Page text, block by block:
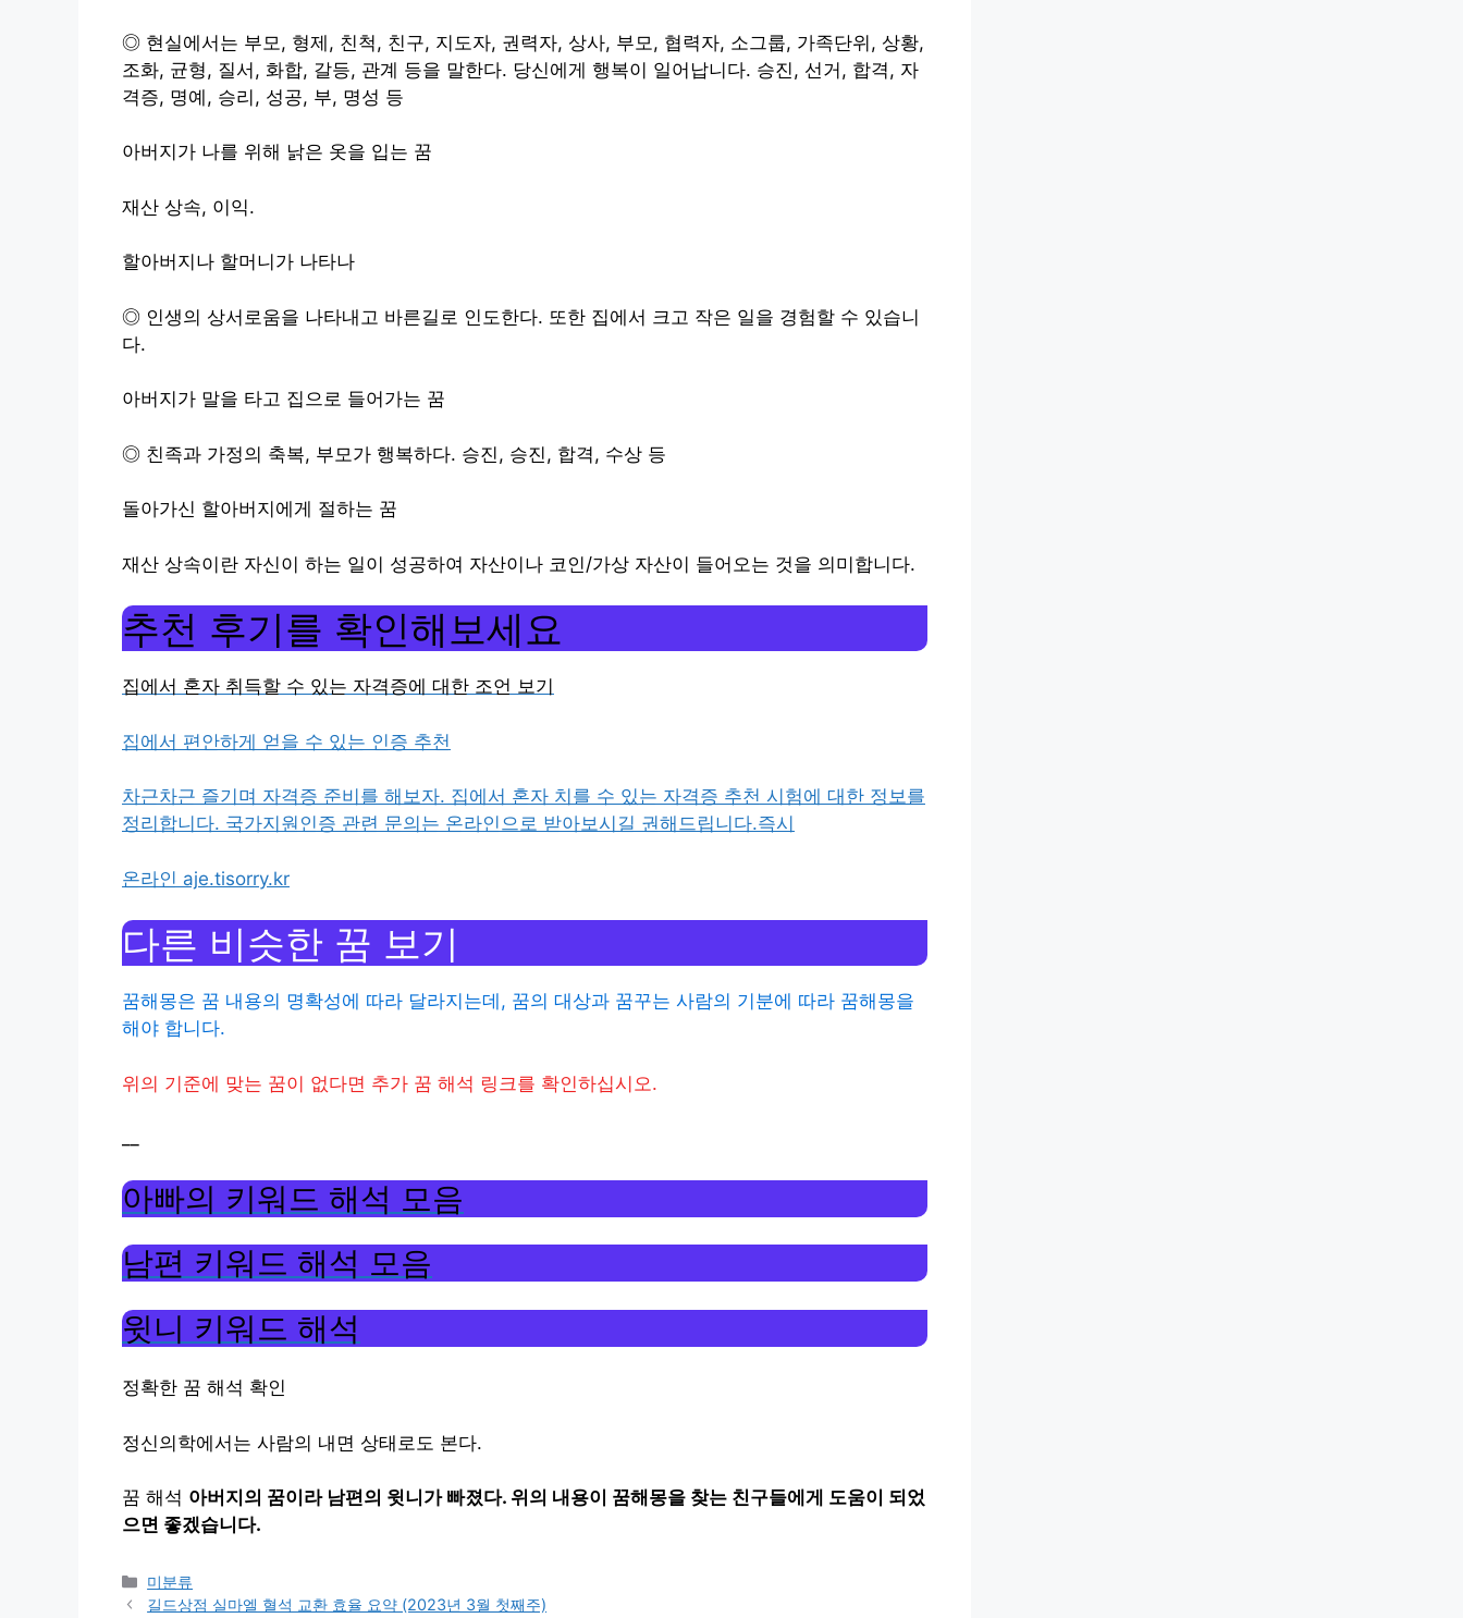
◎ 현실에서는 부모, 형제, 친척, 친구, 지도자, 권력자, 상사, 부모, 협력자, 소그룹, 가족단위, 상황,
조화, 균형, 질서, 화합, 갈등, 관계 등을 말한다. 당신에게 행복이 일어납니다. 승진, 선거, 합격, 자
격증, 명예, 승리, 성공, 부, 명성 등
아버지가 나를 위해 낡은 옷을 입는 꿈
재산 상속, 이익.
할아버지나 할머니가 나타나
◎ 인생의 상서로움을 나타내고 바른길로 인도한다. 또한 집에서 크고 작은 일을 경험할 수 있습니
다.
아버지가 말을 타고 집으로 들어가는 꿈
◎ 친족과 가정의 축복, 부모가 행복하다. 승진, 승진, 합격, 수상 등
돌아가신 할아버지에게 절하는 꿈
재산 상속이란 자신이 하는 일이 성공하여 자산이나 코인/가상 자산이 들어오는 것을 의미합니다.
추천 후기를 확인해보세요
집에서 혼자 취득할 수 있는 자격증에 대한 조언 보기
집에서 편안하게 얻을 수 있는 인증 추천
차근차근 즐기며 자격증 준비를 해보자. 집에서 혼자 치를 수 있는 자격증 추천 시험에 대한 정보를
정리합니다. 국가지원인증 관련 문의는 온라인으로 받아보시길 권해드립니다.즉시
온라인 aje.tisorry.kr
다른 비슷한 꿈 보기
꿈해몽은 꿈 내용의 명확성에 따라 달라지는데, 꿈의 대상과 꿈꾸는 사람의 기분에 따라 꿈해몽을
해야 합니다.
위의 기준에 맞는 꿈이 없다면 추가 꿈 해석 링크를 확인하십시오.
아빠의 키워드 해석 모음
남편 키워드 해석 모음
윗니 키워드 해석
정확한 꿈 해석 확인
정신의학에서는 사람의 내면 상태로도 본다.
꿈 해석 아버지의 꿈이라 남편의 윗니가 빠졌다. 위의 내용이 꿈해몽을 찾는 친구들에게 도움이 되었
으면 좋겠습니다.
Categories
미분류
길드상점 실마엘 혈석 교환 효율 요약 (2023년 3월 첫째주)